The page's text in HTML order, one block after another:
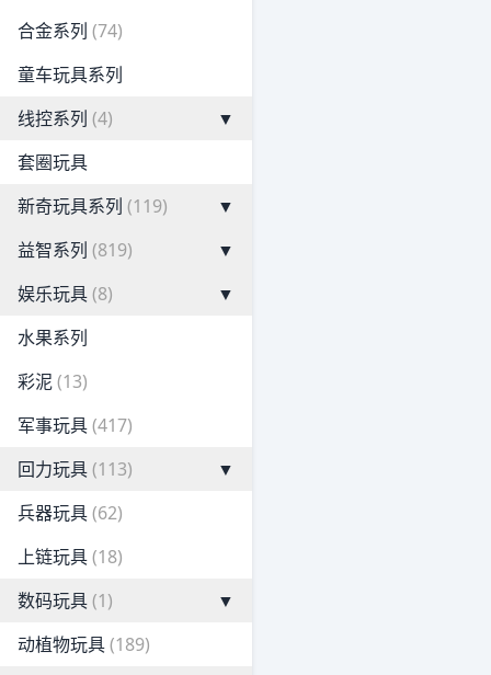
合金系列 (74)
童车玩具系列
线控系列 (4)
▼
套圈玩具
新奇玩具系列 (119)
▼
益智系列 (819)
▼
娱乐玩具(8)
▼
水果系列
彩泥(13)
军事玩具(417)
回力玩具(113)
▼
兵器玩具(62)
上链玩具(18)
数码玩具(1)
▼
动植物玩具(189)